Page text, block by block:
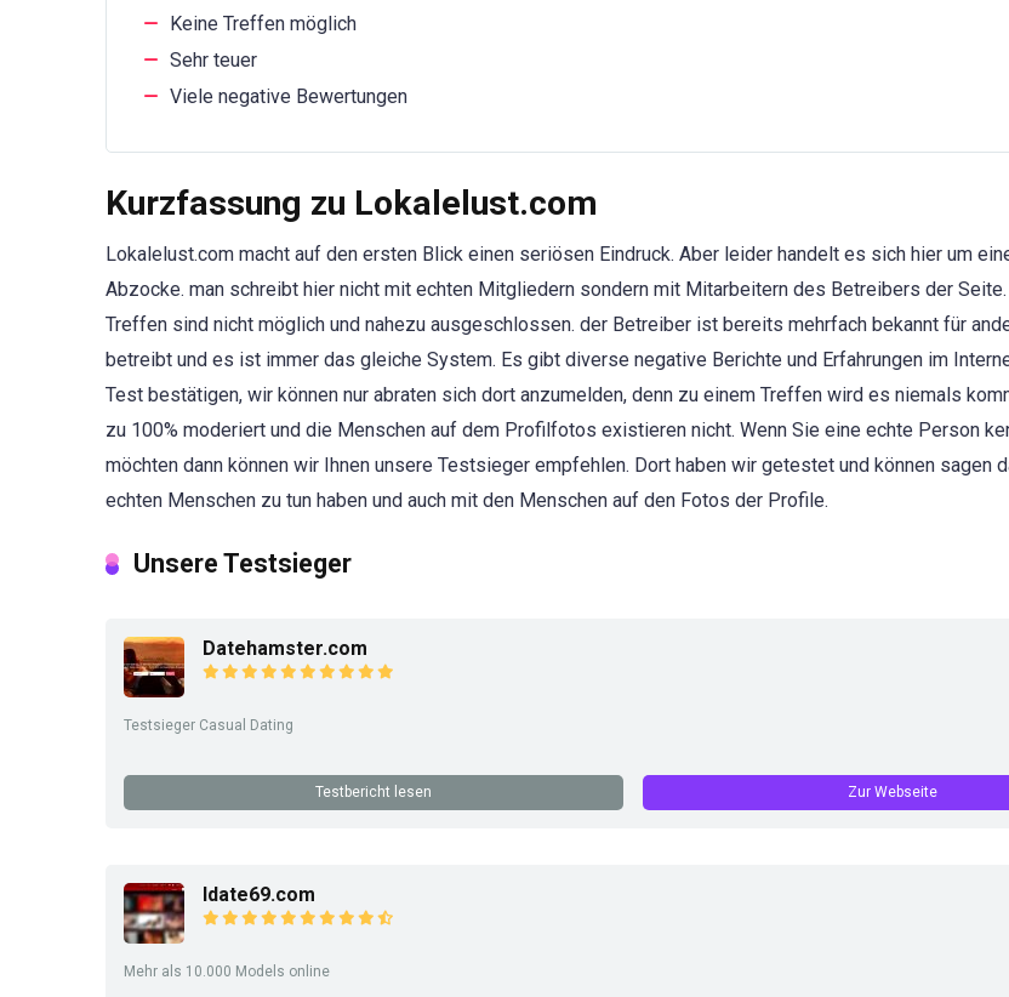
Keine Treffen möglich
Sehr teuer
Viele negative Bewertungen
Kurzfassung zu Lokalelust.com
Lokalelust.com macht auf den ersten Blick einen seriösen Eindruck. Aber leider handelt es sich hier um
Abzocke. man schreibt hier nicht mit echten Mitgliedern sondern mit Mitarbeitern des Betreibers der
Treffen sind nicht möglich und nahezu ausgeschlossen. der Betreiber ist bereits mehrfach bekannt für
betreibt und es ist immer das gleiche System. Es gibt diverse negative Berichte und Erfahrungen im
Test bestätigen, wir können nur abraten sich dort anzumelden, denn zu einem Treffen wird es niemals
zu 100% moderiert und die Menschen auf dem Profilfotos existieren nicht. Wenn Sie eine echte Person
möchten dann können wir Ihnen unsere Testsieger empfehlen. Dort haben wir getestet und können sagen
echten Menschen zu tun haben und auch mit den Menschen auf den Fotos der Profile.
Unsere Testsieger
Datehamster.com
Testsieger Casual Dating
Testbericht lesen Zur Webseite
Idate69.com
Mehr als 10.000 Models online